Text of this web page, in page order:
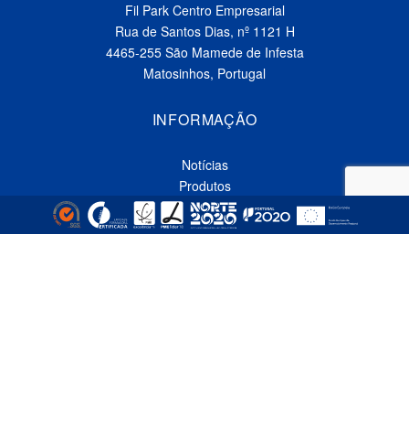
Fil Park Centro Empresarial
Rua de Santos Dias, nº 1121 H
4465-255 São Mamede de Infesta
Matosinhos, Portugal
INFORMAÇÃO
Notícias
Produtos
Serviços
Contactos